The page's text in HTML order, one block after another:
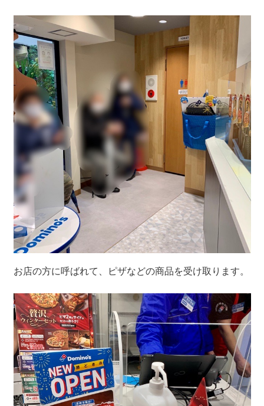
お店の方に呼ばれて、ピザなどの商品を受け取ります。